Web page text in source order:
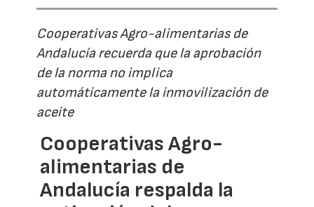
Cooperativas Agro-alimentarias de
Andalucía recuerda que la aprobación
de la norma no implica
automáticamente la inmovilización de
aceite
Cooperativas Agro-
alimentarias de
Andalucía respalda la